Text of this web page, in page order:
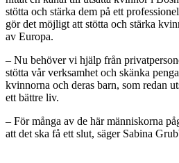
stötta och stärka dem på ett
gör det möjligt att stötta och stärka
av Europa.
– Nu behöver vi hjälp från
stötta vår verksamhet och skänka
kvinnorna och deras barn, som redan
ett bättre liv.
– För många av de här människorna
att det ska få ett slut, säger Sabina